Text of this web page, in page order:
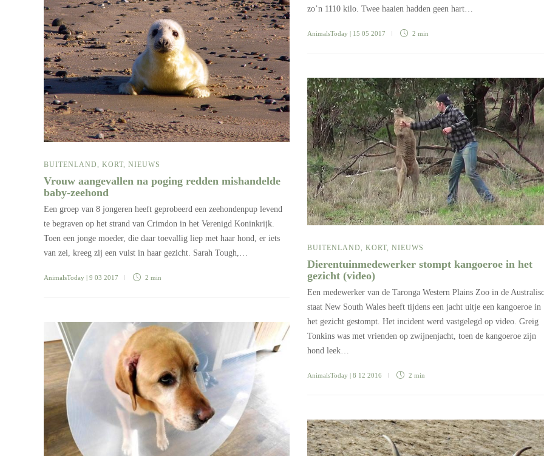
zo’n 1110 kilo. Twee haaien hadden geen hart…
AnimalsToday | 15 05 2017 2 min
BUITENLAND, KORT, NIEUWS
Vrouw aangevallen na poging redden mishandelde
baby-zeehond
Een groep van 8 jongeren heeft geprobeerd een zeehondenpup levend
te begraven op het strand van Crimdon in het Verenigd Koninkrijk.
Toen een jonge moeder, die daar toevallig liep met haar hond, er iets
van zei, kreeg zij een vuist in haar gezicht. Sarah Tough,…
AnimalsToday | 9 03 2017 2 min
BUITENLAND KORT NIEUWS
Dierentuinmedewerker stompt kangoeroe in het
gezicht (video)
Een medewerker van de Taronga Western Plains Zoo in de
staat New South Wales heeft tijdens een jacht uitje een kangoeroe in
het gezicht gestompt. Het incident werd vastgelegd op video. Greig
Tonkins was met vrienden op zwijnenjacht, toen de kangoeroe zijn
hond leek…
AnimalsToday | 8 12 2016 2 min